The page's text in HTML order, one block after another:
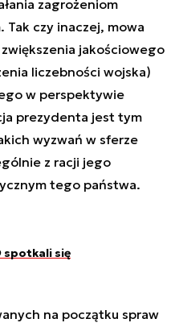
zagrożeniom
Tak czy inaczej, mowa
jakościowego
liczebności wojska)
w perspektywie
prezydenta jest tym
wyzwań w sferze
z racji jego
tego państwa.
spotkali się
na początku spraw